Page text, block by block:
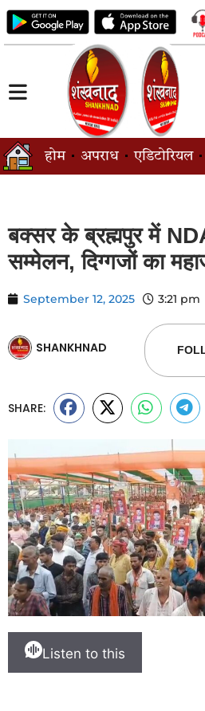
होम अपराध एडिटोरियल
बक्सर के ब्रह्मपुर में
सम्मेलन, दिग्गजों का
September 12, 2025 3:21 pm
SHANKHNAD
SHARE:
Listen to this